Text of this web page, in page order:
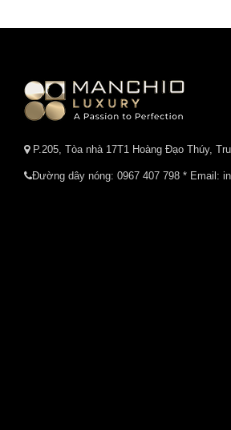
P.205, Tòa nhà 17T1 Hoàng Đạo Thúy,
Đường dây nóng: 0967 407 798 * Email: